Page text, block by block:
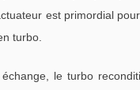
est primordial
turbo.
le turbo